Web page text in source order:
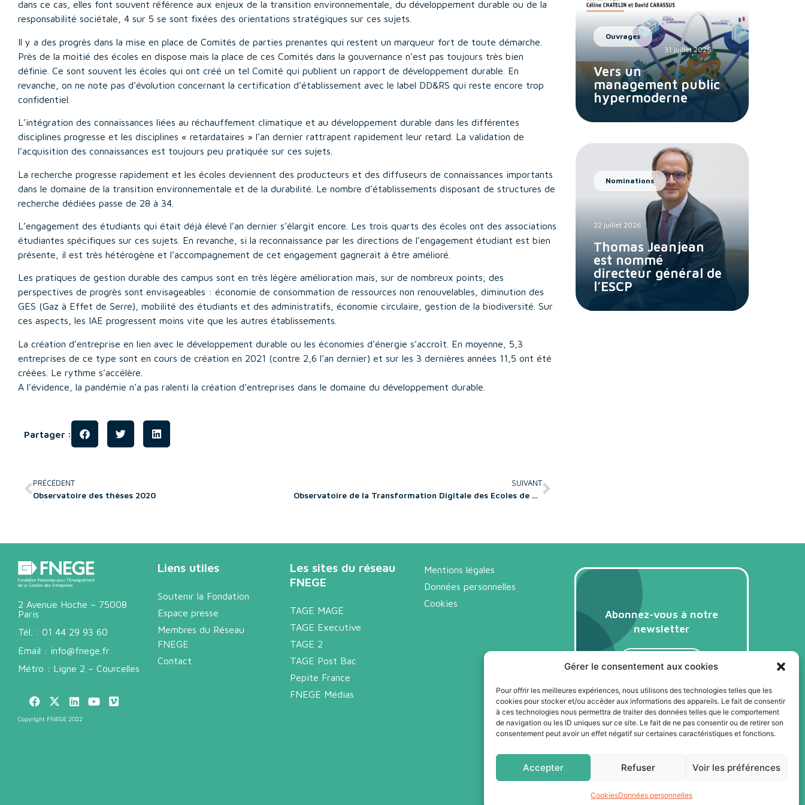
Gérer le consentement aux cookies
Pour offrir les meilleures expériences, nous utilisons des technologies telles que les
cookies pour stocker et/ou accéder aux informations des appareils. Le fait de consentir
à ces technologies nous permettra de traiter des données telles que le comportement
de navigation ou les ID uniques sur ce site. Le fait de ne pas consentir ou de retirer son
consentement peut avoir un effet négatif sur certaines caractéristiques et fonctions.
Accepter Refuser Voir les préférences
CookiesDonnées personnelles
dans ce cas, elles font souvent référence aux enjeux de la transition environnementale, du développement durable ou de la
responsabilité sociétale, 4 sur 5 se sont fixées des orientations stratégiques sur ces sujets.
Il y a des progrès dans la mise en place de Comités de parties prenantes qui restent un marqueur fort de toute démarche.
Près de la moitié des écoles en dispose mais la place de ces Comités dans la gouvernance n’est pas toujours très bien
définie. Ce sont souvent les écoles qui ont créé un tel Comité qui publient un rapport de développement durable. En
revanche, on ne note pas d’évolution concernant la certification d’établissement avec le label DD&RS qui reste encore trop
confidentiel.
L’intégration des connaissances liées au réchauffement climatique et au développement durable dans les différentes
disciplines progresse et les disciplines « retardataires » l’an dernier rattrapent rapidement leur retard. La validation de
l’acquisition des connaissances est toujours peu pratiquée sur ces sujets.
La recherche progresse rapidement et les écoles deviennent des producteurs et des diffuseurs de connaissances importants
dans le domaine de la transition environnementale et de la durabilité. Le nombre d’établissements disposant de structures de
recherche dédiées passe de 28 à 34.
L’engagement des étudiants qui était déjà élevé l’an dernier s’élargit encore. Les trois quarts des écoles ont des associations
étudiantes spécifiques sur ces sujets. En revanche, si la reconnaissance par les directions de l’engagement étudiant est bien
présente, il est très hétérogène et l’accompagnement de cet engagement gagnerait à être amélioré.
Les pratiques de gestion durable des campus sont en très légère amélioration mais, sur de nombreux points, des
perspectives de progrès sont envisageables : économie de consommation de ressources non renouvelables, diminution des
GES (Gaz à Effet de Serre), mobilité des étudiants et des administratifs, économie circulaire, gestion de la biodiversité. Sur
ces aspects, les IAE progressent moins vite que les autres établissements.
La création d’entreprise en lien avec le développement durable ou les économies d’énergie s’accroît. En moyenne, 5,3
entreprises de ce type sont en cours de création en 2021 (contre 2,6 l’an dernier) et sur les 3 dernières années 11,5 ont été
créées. Le rythme s’accélère.
A l’évidence, la pandémie n’a pas ralenti la création d’entreprises dans le domaine du développement durable.
Partager :
PRÉCÉDENT
Observatoire des thèses 2020
SUIVANT
Observatoire de la Transformation Digitale des Ecoles de Management
Ouvrages
31 juillet 2026
Vers un
management public
hypermoderne
Nominations
22 juillet 2026
Thomas Jeanjean
est nommé
directeur général de
l’ESCP
2 Avenue Hoche – 75008
Paris
Tél. : 01 44 29 93 60
Email : info@fnege.fr
Métro : Ligne 2 – Courcelles
Copyright FNEGE 2022
Liens utiles
Soutenir la Fondation
Espace presse
Membres du Réseau
FNEGE
Contact
Les sites du réseau
FNEGE
TAGE MAGE
TAGE Executive
TAGE 2
TAGE Post Bac
Pepite France
FNEGE Médias
Mentions légales
Données personnelles
Cookies
Abonnez-vous à notre
newsletter
Je m'abonne